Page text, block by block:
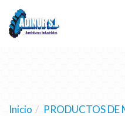
Inicio
PRODUCTOS